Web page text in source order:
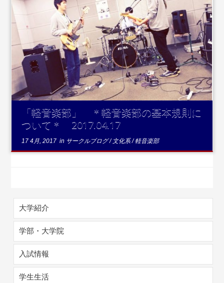
...続きを読む
「軽音楽部」 ＊軽音楽部の基本規則に
ついて＊ 2017.04.17
17 4月, 2017 in サークルブログ/ 文化系/軽音楽部
大学紹介
学部・大学院
入試情報
学生生活